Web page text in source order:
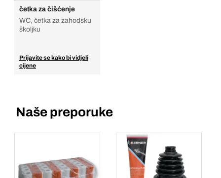
četka za čišćenje
WC, četka za zahodsku
školjku
Prijavite se kako bi vidjeli
cijene
Naše preporuke